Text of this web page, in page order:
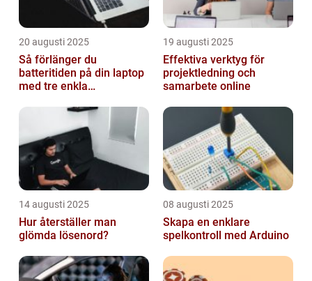
20 augusti 2025
Så förlänger du
batteritiden på din laptop
med tre enkla
19 augusti 2025
Effektiva verktyg för
projektledning och
samarbete online
14 augusti 2025
Hur återställer man
glömda lösenord?
08 augusti 2025
Skapa en enklare
spelkontroll med Arduino